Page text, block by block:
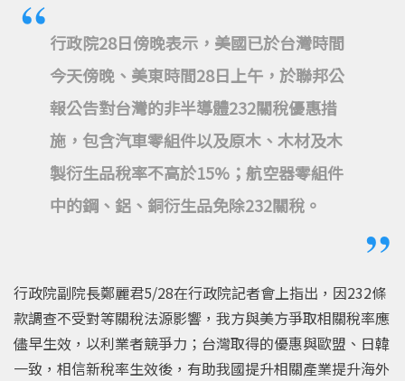
行政院28日傍晚表示，美國已於台灣時間
今天傍晚、美東時間28日上午，於聯邦公
報公告對台灣的非半導體232關稅優惠措
施，包含汽車零組件以及原木、木材及木
製衍生品稅率不高於15%；航空器零組件
中的鋼、鋁、銅衍生品免除232關稅。
行政院副院長鄭麗君5/28在行政院記者會上指出，因232條
款調查不受對等關稅法源影響，我方與美方爭取相關稅率應
儘早生效，以利業者競爭力；台灣取得的優惠與歐盟、日韓
一致，相信新稅率生效後，有助我國提升相關產業提升海外